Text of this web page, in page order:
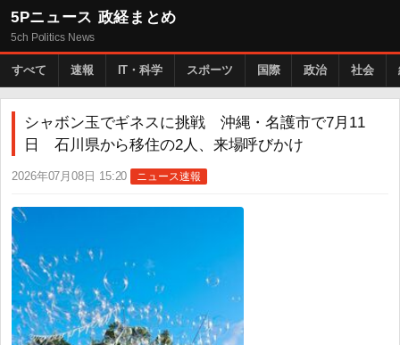
5Pニュース 政経まとめ
5ch Politics News
すべて 速報 IT・科学 スポーツ 国際 政治 社会
シャボン玉でギネスに挑戦 沖縄・名護市で7月11
日 石川県から移住の2人、来場呼びかけ
2026年07月08日 15:20 ニュース速報